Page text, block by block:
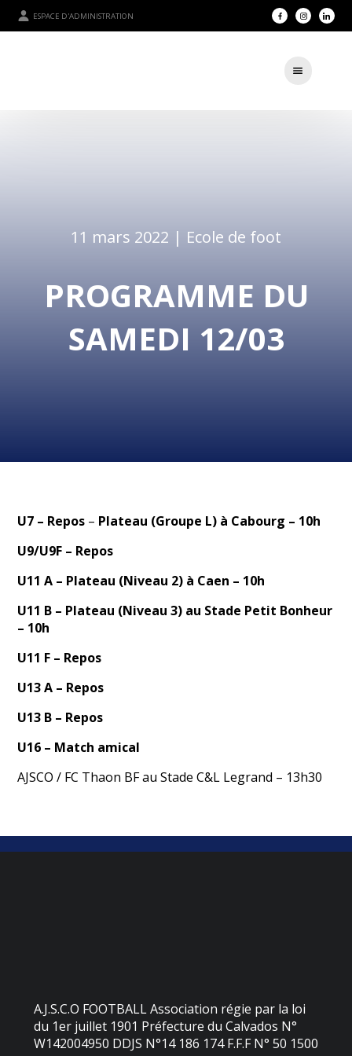
ESPACE D'ADMINISTRATION
11 mars 2022 | Ecole de foot
PROGRAMME DU
SAMEDI 12/03
U7 – Repos – Plateau (Groupe L) à Cabourg – 10h
U9/U9F – Repos
U11 A – Plateau (Niveau 2) à Caen – 10h
U11 B – Plateau (Niveau 3) au Stade Petit Bonheur
– 10h
U11 F – Repos
U13 A – Repos
U13 B – Repos
U16 – Match amical
AJSCO / FC Thaon BF au Stade C&L Legrand – 13h30
A.J.S.C.O FOOTBALL Association régie par la loi
du 1er juillet 1901 Préfecture du Calvados N°
W142004950 DDJS N°14 186 174 F.F.F N° 50 1500